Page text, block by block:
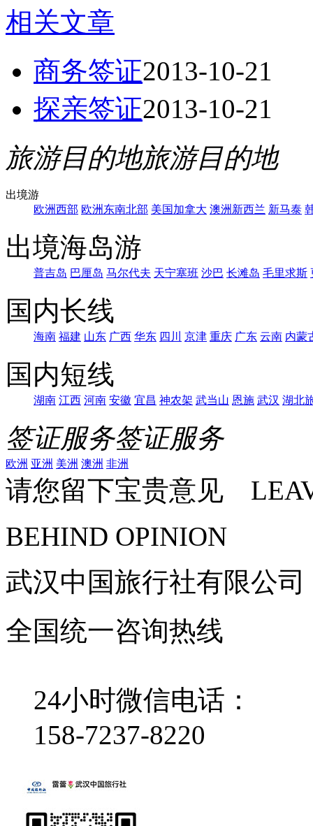
相关文章
商务签证2013-10-21
探亲签证2013-10-21
旅游目的地旅游目的地
出境游
欧洲西部 欧洲东南北部 美国加拿大 澳洲新西兰 新马泰
出境海岛游
普吉岛 巴厘岛 马尔代夫 天宁塞班 沙巴 长滩岛 毛里求斯
国内长线
海南 福建 山东 广西 华东 四川 京津 重庆 广东 云南 内蒙
国内短线
湖南 江西 河南 安徽 宜昌 神农架 武当山 恩施 武汉 湖北
签证服务签证服务
欧洲 亚洲 美洲 澳洲 非洲
请您留下宝贵意见
BEHIND OPINION
武汉中国旅行社有限公司
全国统一咨询热线
24小时微信电话：
158-7237-8220